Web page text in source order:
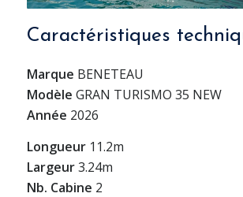
Caractéristiques
Marque BENETEAU
Modèle GRAN TURISMO 35 NEW
Année 2026
Longueur11.2m
Largeur3.24m
Nb. Cabine 2